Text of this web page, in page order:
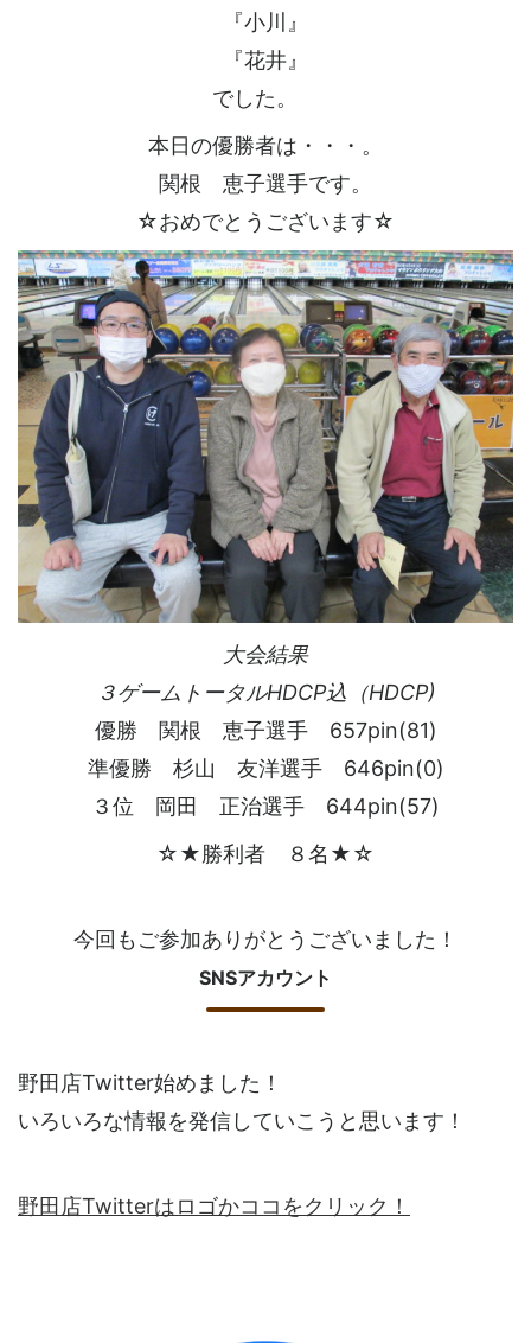
『小川』
『花井』
でした。
本日の優勝者は・・・。
関根 恵子選手です。
☆おめでとうございます☆
大会結果
３ゲームトータルHDCP込（HDCP)
優勝 関根 恵子選手 657pin(81)
準優勝 杉山 友洋選手 646pin(0)
３位 岡田 正治選手 644pin(57)
☆★勝利者 ８名★☆
今回もご参加ありがとうございました！
SNSアカウント
野田店Twitter始めました！
いろいろな情報を発信していこうと思います！
野田店Twitterはロゴかココをクリック！